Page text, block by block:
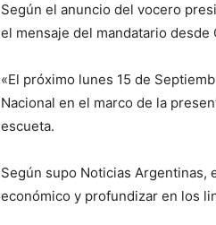
Según el anuncio del vocero
el mensaje del mandatario desde
«El próximo lunes 15 de
Nacional en el marco de la
escueta.
Según supo Noticias Argentinas,
económico y profundizar en los